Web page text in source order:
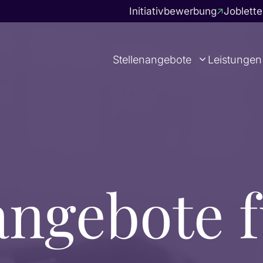
Initiativbewerbung
Stellenangebote Leistungen